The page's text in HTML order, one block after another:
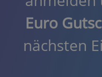
Euro
nächsten